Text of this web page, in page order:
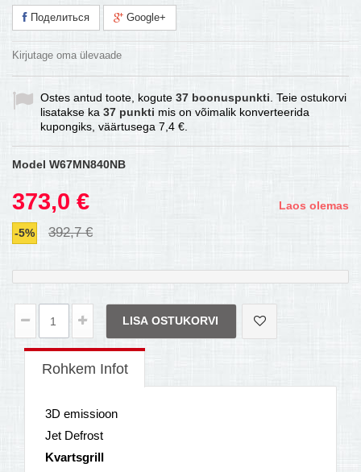
Поделиться Google+
Kirjutage oma ülevaade
Ostes antud toote, kogute 37 boonuspunkti . Teie ostukorvi
lisatakse ka 37 punkti mis on võimalik konverteerida
kupongiks, väärtusega 7,4 €
Model W67MN840NB
373,0 €
-5% 392,7 €
Laos olemas
LISA OSTUKORVI
Rohkem Infot
3D emissioon
Jet Defrost
Kvartsgrill